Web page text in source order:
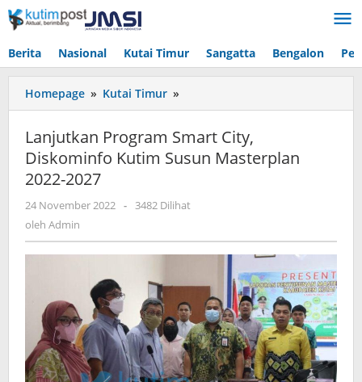
Lewati
ke
Berita Nasional Kutai Timur Sangatta Bengalon
Homepage » Kutai Timur »
Program
City,
Diskominfo
Masterplan
2027
Lanjutkan Program Smart City,
Diskominfo Kutim Susun Masterplan
2022-2027
24 November 2022 oleh
- 3482 Dilihat
oleh Admin